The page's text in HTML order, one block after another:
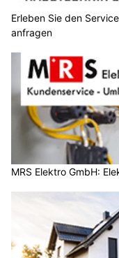
Erleben Sie den
anfragen
MRS Elektro GmbH: